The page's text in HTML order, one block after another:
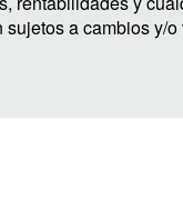
a cambios y/